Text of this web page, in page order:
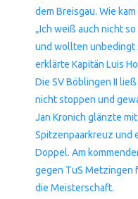
dem Breisgau. Wie
„Ich weiß auch nicht
und wollten unbedingt
erklärte Kapitän Luis
Die SV Böblingen II
nicht stoppen und
Jan Kronich glänzte
Spitzenpaarkreuz und
Doppel. Am
gegen TuS Metzingen
die Meisterschaft.